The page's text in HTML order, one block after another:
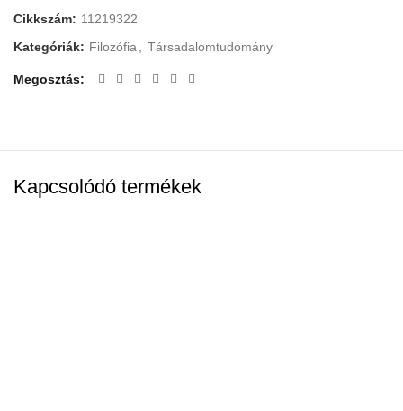
Cikkszám: 11219322
Kategóriák: Filozófia Társadalomtudomány
Megosztás
Kapcsolódó termékek